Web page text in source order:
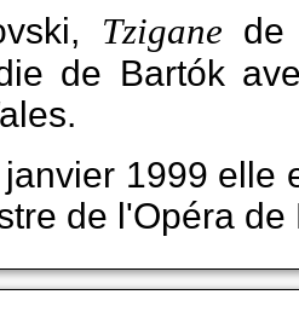
Tzigane de
de Bartók
1999 elle
de l'Opéra de